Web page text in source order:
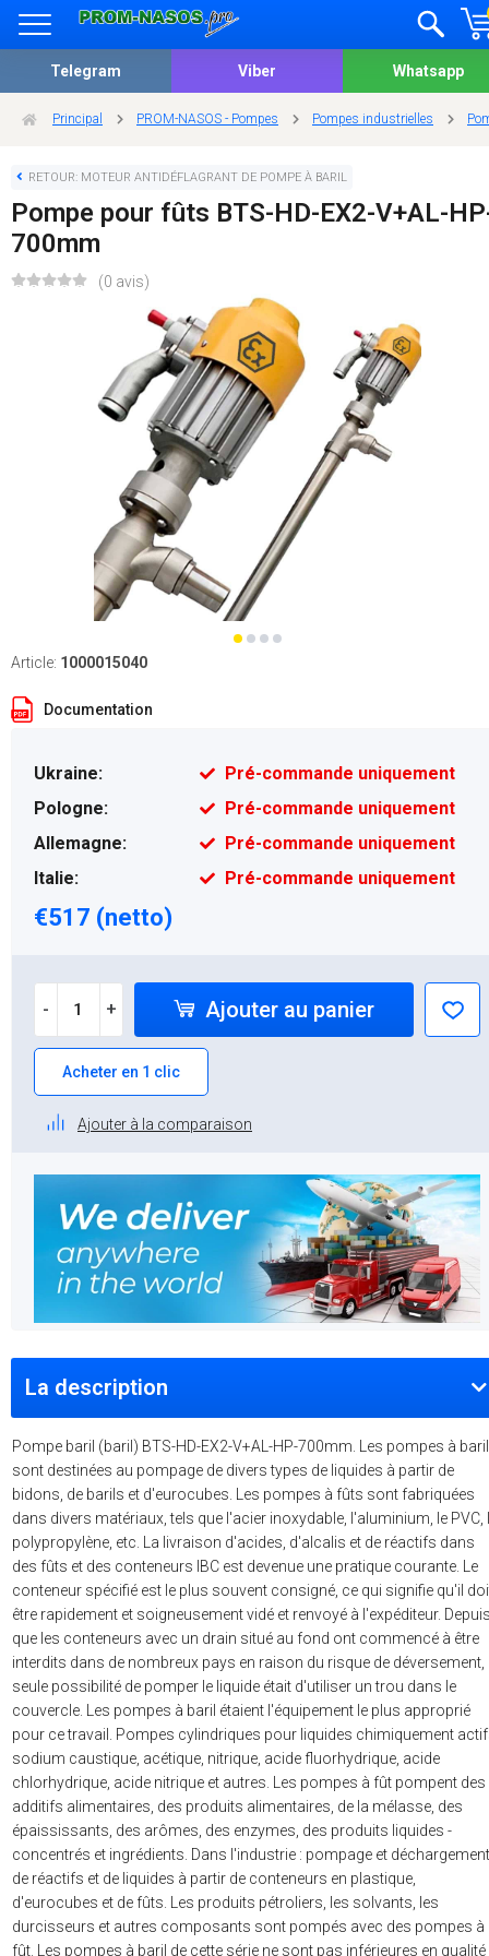
Telegram Viber Whatsapp
Principal PROM-NASOS - Pompes Pompes industrielles
RETOUR: MOTEUR ANTIDÉFLAGRANT DE POMPE À BARIL
Pompe pour fûts BTS-HD-EX2-V+AL-
700mm
(0 avis)
Article: 1000015040
Documentation
Ukraine:
Pré-commande uniquement
Pologne:
Pré-commande uniquement
Allemagne:
Pré-commande uniquement
Italie:
Pré-commande uniquement
€517 (netto)
- + Ajouter au panier
Acheter en 1 clic
Ajouter à la comparaison
La description
Pompe baril (baril) BTS-HD-EX2-V+AL-HP-700mm. Les pompes à baril
sont destinées au pompage de divers types de liquides à partir de
bidons, de barils et d'eurocubes. Les pompes à fûts sont fabriquées
dans divers matériaux, tels que l'acier inoxydable, l'aluminium, le PVC,
polypropylène, etc. La livraison d'acides, d'alcalis et de réactifs dans
des fûts et des conteneurs IBC est devenue une pratique courante. Le
conteneur spécifié est le plus souvent consigné, ce qui signifie qu'il
être rapidement et soigneusement vidé et renvoyé à l'expéditeur.
que les conteneurs avec un drain situé au fond ont commencé à être
interdits dans de nombreux pays en raison du risque de déversement,
seule possibilité de pomper le liquide était d'utiliser un trou dans le
couvercle. Les pompes à baril étaient l'équipement le plus approprié
pour ce travail. Pompes cylindriques pour liquides chimiquement
sodium caustique, acétique, nitrique, acide fluorhydrique, acide
chlorhydrique, acide nitrique et autres. Les pompes à fût pompent des
additifs alimentaires, des produits alimentaires, de la mélasse, des
épaississants, des arômes, des enzymes, des produits liquides -
concentrés et ingrédients. Dans l'industrie : pompage et déchargement
de réactifs et de liquides à partir de conteneurs en plastique,
d'eurocubes et de fûts. Les produits pétroliers, les solvants, les
durcisseurs et autres composants sont pompés avec des pompes à
fût. Les pompes à baril de cette série ne sont pas inférieures en qualité